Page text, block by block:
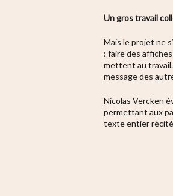
Un gros travail
Mais le projet ne
: faire des
mettent au
message des
Nicolas Vercken
permettant aux
texte entier récité